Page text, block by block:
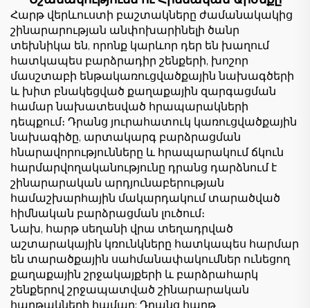
Հարթ վերևուստի բաշտակները ժամանակակից
շինարարության անփոխարինելի ծանր
տեխնիկա են, որոնք կարևոր դեր են խաղում
հատկապես բարձրադիր շենքերի, խոշոր
մասշտաբի ենթակառուցվածքային նախագծերի
և խիտ բնակեցված քաղաքային զարգացման
համար նախատեսված հրապարակների
դեպքում։ Դրանց յուրահատուկ կառուցվածքային
նախագիծը, արտակարգ բարձրացման
հնարավորությունները և հրապարակում ճկուն
հարմարվողականությունը դրանց դարձնում է
շինարարական արդյունաբերության
համաշխարհային մակարդակում տարածված
հիմնական բարձրացման լուծում։
Նախ, հարթ սեղանի վրա տեղադրված
աշտարակային կռունկները հատկապես հարմար
են տարածքային սահմանափակումներ ունեցող
քաղաքային շրջակայքերի և բարձրահարկ
շենքերով շրջապատված շինարարական